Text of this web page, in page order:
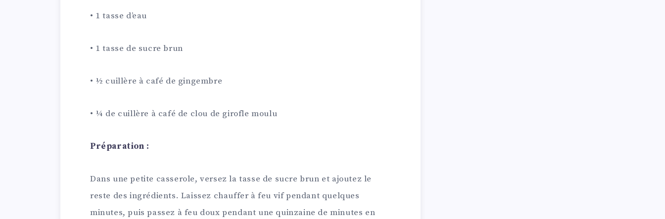
• 1 tasse d’eau
• 1 tasse de sucre brun
• ½ cuillère à café de gingembre
• ¼ de cuillère à café de clou de girofle moulu
Préparation :
Dans une petite casserole, versez la tasse de sucre brun et ajoutez le
reste des ingrédients. Laissez chauffer à feu vif pendant quelques
minutes, puis passez à feu doux pendant une quinzaine de minutes en